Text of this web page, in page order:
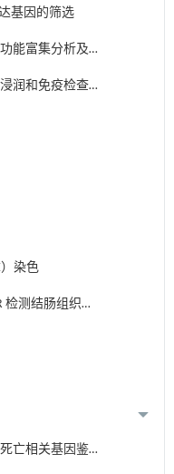
基因的筛选
能富集分析及
析
润和免疫检查
染色
检测结肠组织中
亡相关基因鉴